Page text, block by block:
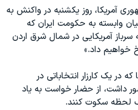
آمریکا، روز یکشنبه در واکنش به
وابسته به حکومت ایران که
آمریکایی در شمال شرق اردن
خواهیم داد.»
در یک کارزار انتخاباتی در
داشت، از حضار خواست به یاد
لحظه سکوت کنند.